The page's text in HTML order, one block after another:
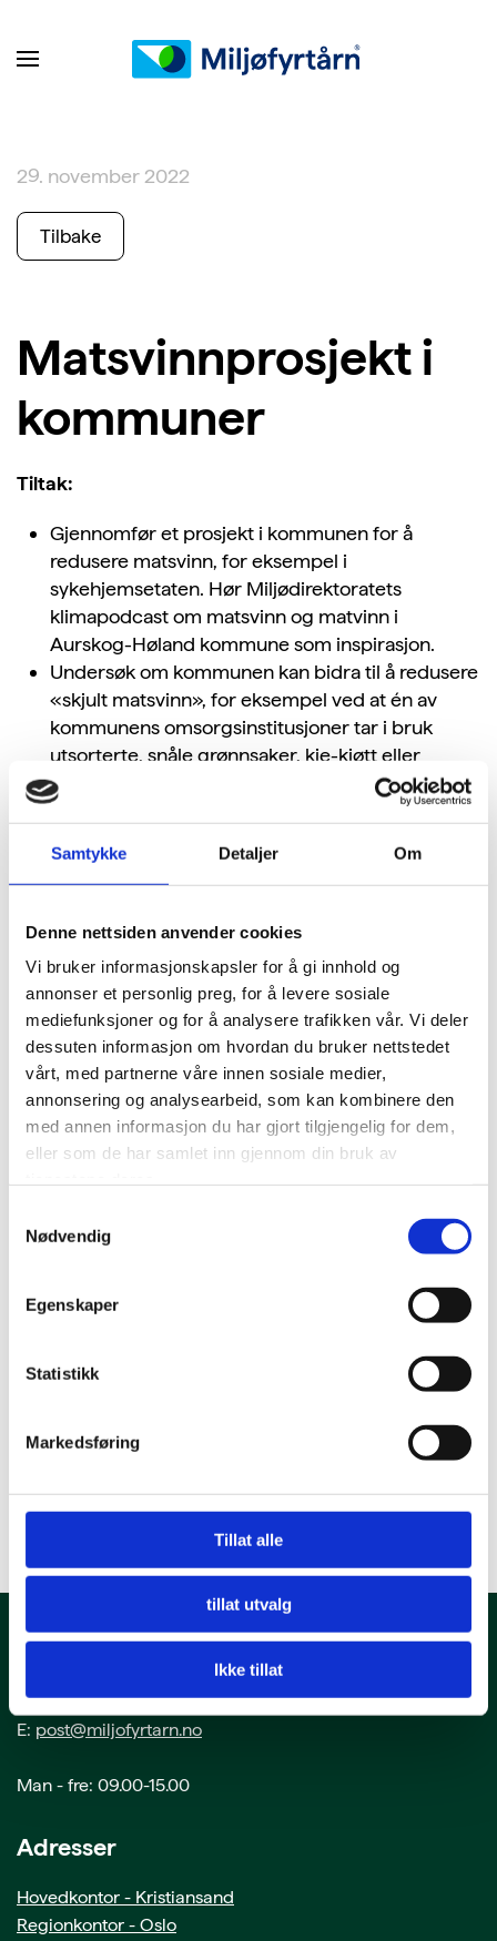
Samtykke Detaljer Om
Denne nettsiden anvender cookies
Vi bruker informasjonskapsler for å gi innhold og
annonser et personlig preg, for å levere sosiale
mediefunksjoner og for å analysere trafikken vår. Vi deler
dessuten informasjon om hvordan du bruker nettstedet
vårt, med partnerne våre innen sosiale medier,
annonsering og analysearbeid, som kan kombinere den
med annen informasjon du har gjort tilgjengelig for dem,
eller som de har samlet inn gjennom din bruk av
Nødvendig
Egenskaper
Statistikk
Markedsføring
Tillat alle
tillat utvalg
Ikke tillat
29. november 2022
Tilbake
Matsvinnprosjekt i
kommuner
Tiltak:
Gjennomfør et prosjekt i kommunen for å
redusere matsvinn, for eksempel i
sykehjemsetaten. Hør Miljødirektoratets
klimapodcast om matsvinn og matvinn i
Aurskog-Høland kommune som inspirasjon.
Undersøk om kommunen kan bidra til å redusere
«skjult matsvinn», for eksempel ved at én av
kommunens omsorgsinstitusjoner tar i bruk
utsorterte, snåle grønnsaker, kje-kjøtt eller
hønekjøtt fra lokale matprodusenter som ellers
ikke får omsatt slike råvarer.
Podcasten inneholder gode tips til hvordan man
planlegger og gjennomfører et prosjekt for å
redusere matsvinn, og hvordan man viderefører
tiltakene etter prosjektet. Aurskog-Høland klarte å
redusere matsvinnet med 27% i løpet av
prosjektperioden, og har som mål å redusere med
50% innen 2030. Prosjektet har også ført til mer
matglede og matlyst hos beboerne på
sykehjemmene.
Hør podcasten på Miljødirektoratets nettsider
eller
Les om «skjult matsvinn» i Norge i Green House-
Kontakt oss
T: 38 00 80 60
E: post@miljofyrtarn.no
Man - fre: 09.00-15.00
Adresser
Hovedkontor - Kristiansand
Regionkontor - Oslo